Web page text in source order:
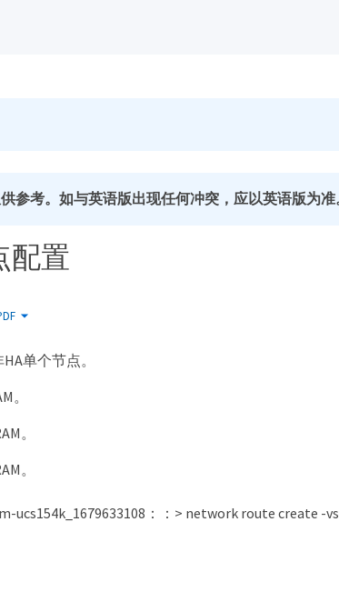
参考。如与英语版出现任何冲突，应以英语版为准
配置
单个节点。
。
。
。
ucs154k_1679633108：：> network route create -